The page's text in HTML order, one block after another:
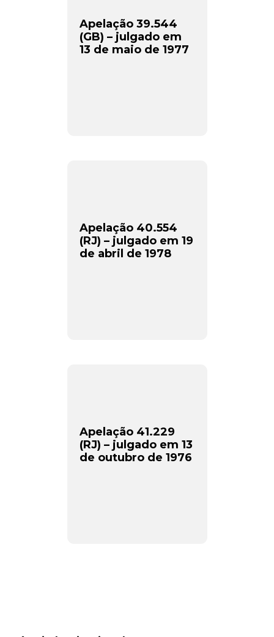
Apelação 39.544
(GB) – julgado em
13 de maio de 1977
Apelação 40.554
(RJ) – julgado em 19
de abril de 1978
Apelação 41.229
(RJ) – julgado em 13
de outubro de 1976